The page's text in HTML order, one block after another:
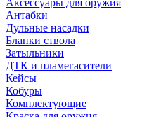
Аксессуары для оружия
Антабки
Дульные насадки
Бланки ствола
Затыльники
ДТК и пламегасители
Кейсы
Кобуры
Комплектующие